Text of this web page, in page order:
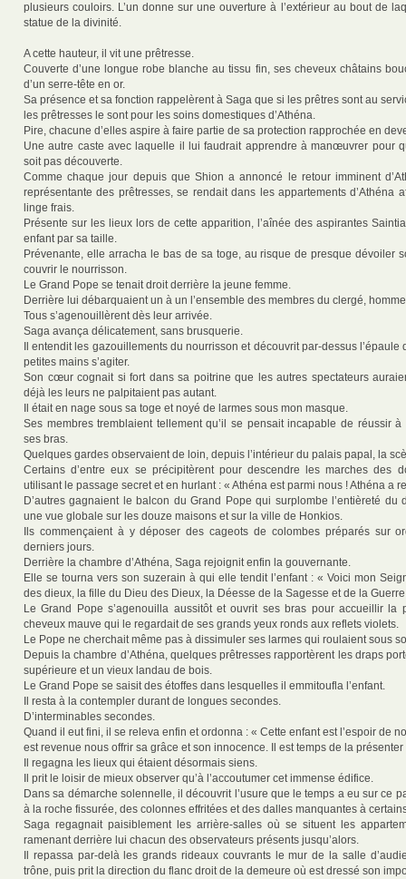
plusieurs couloirs. L’un donne sur une ouverture à l’extérieur au bout de
statue de la divinité.
A cette hauteur, il vit une prêtresse.
Couverte d’une longue robe blanche au tissu fin, ses cheveux châtains
d’un serre-tête en or.
Sa présence et sa fonction rappelèrent à Saga que si les prêtres sont au
les prêtresses le sont pour les soins domestiques d’Athéna.
Pire, chacune d’elles aspire à faire partie de sa protection rapprochée en
Une autre caste avec laquelle il lui faudrait apprendre à manœuvrer pour
soit pas découverte.
Comme chaque jour depuis que Shion a annoncé le retour imminent
représentante des prêtresses, se rendait dans les appartements d’Athéna
linge frais.
Présente sur les lieux lors de cette apparition, l’aînée des aspirantes
enfant par sa taille.
Prévenante, elle arracha le bas de sa toge, au risque de presque dévoiler
couvrir le nourrisson.
Le Grand Pope se tenait droit derrière la jeune femme.
Derrière lui débarquaient un à un l’ensemble des membres du clergé,
Tous s’agenouillèrent dès leur arrivée.
Saga avança délicatement, sans brusquerie.
Il entendit les gazouillements du nourrisson et découvrit par-dessus l’épaule
petites mains s’agiter.
Son cœur cognait si fort dans sa poitrine que les autres spectateurs
déjà les leurs ne palpitaient pas autant.
Il était en nage sous sa toge et noyé de larmes sous mon masque.
Ses membres tremblaient tellement qu’il se pensait incapable de réussir à
ses bras.
Quelques gardes observaient de loin, depuis l’intérieur du palais papal, la
Certains d’entre eux se précipitèrent pour descendre les marches des
utilisant le passage secret et en hurlant : « Athéna est parmi nous ! Athéna a
D’autres gagnaient le balcon du Grand Pope qui surplombe l’entièreté du
une vue globale sur les douze maisons et sur la ville de Honkios.
Ils commençaient à y déposer des cageots de colombes préparés sur
derniers jours.
Derrière la chambre d’Athéna, Saga rejoignit enfin la gouvernante.
Elle se tourna vers son suzerain à qui elle tendit l’enfant : « Voici mon
des dieux, la fille du Dieu des Dieux, la Déesse de la Sagesse et de la
Le Grand Pope s’agenouilla aussitôt et ouvrit ses bras pour accueillir la
cheveux mauve qui le regardait de ses grands yeux ronds aux reflets violets.
Le Pope ne cherchait même pas à dissimuler ses larmes qui roulaient sous
Depuis la chambre d’Athéna, quelques prêtresses rapportèrent les draps
supérieure et un vieux landau de bois.
Le Grand Pope se saisit des étoffes dans lesquelles il emmitoufla l’enfant.
Il resta à la contempler durant de longues secondes.
D’interminables secondes.
Quand il eut fini, il se releva enfin et ordonna : « Cette enfant est l’espoir de
est revenue nous offrir sa grâce et son innocence. Il est temps de la
Il regagna les lieux qui étaient désormais siens.
Il prit le loisir de mieux observer qu’à l’accoutumer cet immense édifice.
Dans sa démarche solennelle, il découvrit l’usure que le temps a eu sur ce
à la roche fissurée, des colonnes effritées et des dalles manquantes à
Saga regagnait paisiblement les arrière-salles où se situent les
ramenant derrière lui chacun des observateurs présents jusqu’alors.
Il repassa par-delà les grands rideaux couvrants le mur de la salle
trône, puis prit la direction du flanc droit de la demeure où est dressé son